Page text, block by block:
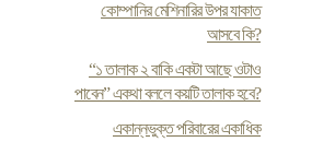
কোম্পানির মেশিনারির উপর যাকাত
আসবে কি?
“১ তালাক ২ বাকি একটা আছে ওটাও
পাবেন” একথা বললে কয়টি তালাক হবে?
একান্নভুক্ত পরিবারের একাধিক